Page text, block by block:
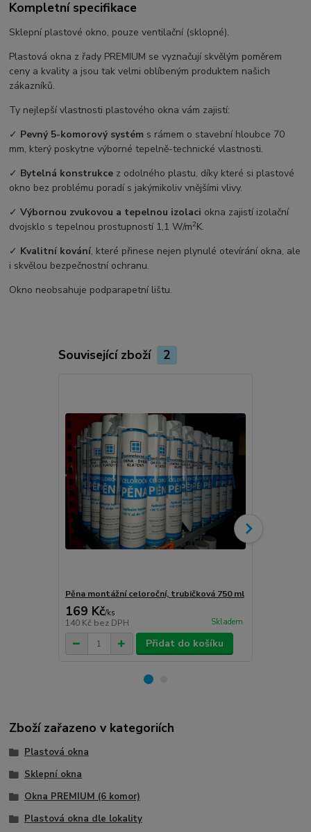
Kompletní specifikace
Sklepní plastové okno, pouze ventilační (sklopné).
Plastová okna z řady PREMIUM se vyznačují skvělým poměrem
ceny a kvality a jsou tak velmi oblíbeným produktem našich
zákazníků.
Ty nejlepší vlastnosti plastového okna vám zajistí:
✓ Pevný 5-komorový systém s rámem o stavební hloubce 70
mm, který poskytne výborné tepelně-technické vlastnosti.
✓ Bytelná konstrukce z odolného plastu, díky které si plastové
okno bez problému poradí s jakýmikoliv vnějšími vlivy.
✓Výbornou zvukovou a tepelnou izolaci okna zajistí izolační
dvojsklo s tepelnou prostupností 1,1 W/m2K.
✓ Kvalitní kování, které přinese nejen plynulé otevírání okna, ale
i skvělou bezpečnostní ochranu.
Okno neobsahuje podparapetní lištu.
Související zboží 2
Pěna montážní celoroční, trubičková 750 ml
169 Kč/ks
140 Kč bez DPH Skladem
Přidat do košíku
Zboží zařazeno v kategoriích
Plastová okna
Sklepní okna
Okna PREMIUM (6 komor)
Plastová okna dle lokality